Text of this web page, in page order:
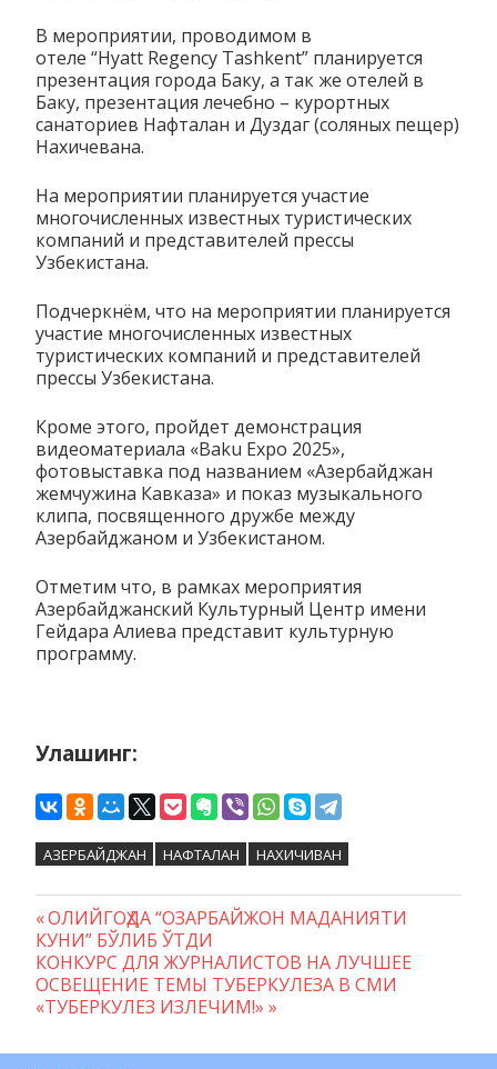
В мероприятии, проводимом в
отеле “Hyatt Regency Tashkent” планируется
презентация города Баку, а так же отелей в
Баку, презентация лечебно – курортных
санаториев Нафталан и Дуздаг (соляных пещер)
Нахичевана.
На мероприятии планируется участие
многочисленных известных туристических
компаний и представителей прессы
Узбекистана.
Подчеркнём, что на мероприятии планируется
участие многочисленных известных
туристических компаний и представителей
прессы Узбекистана.
Кроме этого, пройдет демонстрация
видеоматериала «Baku Expo 2025»,
фотовыставка под названием «Азербайджан
жемчужина Кавказа» и показ музыкального
клипа, посвященного дружбе между
Азербайджаном и Узбекистаном.
Отметим что, в рамках мероприятия
Азербайджанский Культурный Центр имени
Гейдара Алиева представит культурную
программу.
Улашинг:
АЗЕРБАЙДЖАН НАФТАЛАН НАХИЧИВАН
Навигация
по
записям
Предыдущая
запись:
ОЛИЙГОҲДА “ОЗАРБАЙЖОН МАДАНИЯТИ
КУНИ” БЎЛИБ ЎТДИ
Следующая
запись:
КОНКУРС ДЛЯ ЖУРНАЛИСТОВ НА ЛУЧШЕЕ
ОСВЕЩЕНИЕ ТЕМЫ ТУБЕРКУЛЕЗА В СМИ
«ТУБЕРКУЛЕЗ ИЗЛЕЧИМ!»